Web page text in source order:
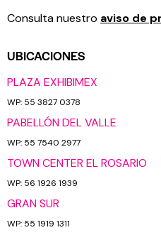
Consulta nuestro aviso de
UBICACIONES
PLAZA EXHIBIMEX
WP: 55 3827 0378
PABELLÓN DEL VALLE
WP: 55 7540 2977
TOWN CENTER EL ROSARIO
WP: 56 1926 1939
GRAN SUR
WP: 55 1919 1311